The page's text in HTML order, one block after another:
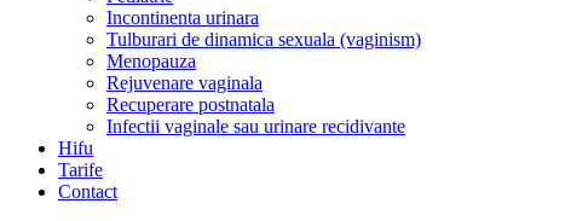
Incontinenta urinara
Tulburari de dinamica sexuala (vaginism)
Menopauza
Rejuvenare vaginala
Recuperare postnatala
Infectii vaginale sau urinare recidivante
Hifu
Tarife
Contact